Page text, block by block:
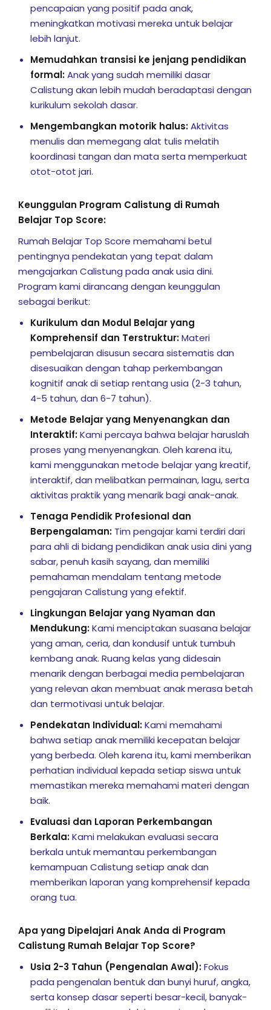
Bimbel yang Tepat
Begitu Sulit?
Universitas?
Terbang
Nobel
Membuat Anak
PR?
dan Efisien
dari Pergaulan
vs Reward
“Berapa Beratnya?”
Gadget
pencapaian yang positif pada anak,
meningkatkan motivasi mereka untuk belajar
lebih lanjut.
Memudahkan transisi ke jenjang pendidikan
formal:Anak yang sudah memiliki dasar
Calistung akan lebih mudah beradaptasi dengan
kurikulum sekolah dasar.
Mengembangkan motorik halus:Aktivitas
menulis dan memegang alat tulis melatih
koordinasi tangan dan mata serta memperkuat
otot-otot jari.
Keunggulan Program Calistung di Rumah
Belajar Top Score:
Rumah Belajar Top Score memahami betul
pentingnya pendekatan yang tepat dalam
mengajarkan Calistung pada anak usia dini.
Program kami dirancang dengan keunggulan
sebagai berikut:
Kurikulum dan Modul Belajar yang
Komprehensif dan Terstruktur:Materi
pembelajaran disusun secara sistematis dan
disesuaikan dengan tahap perkembangan
kognitif anak di setiap rentang usia (2-3 tahun,
4-5 tahun, dan 6-7 tahun).
Metode Belajar yang Menyenangkan dan
Interaktif:Kami percaya bahwa belajar haruslah
proses yang menyenangkan. Oleh karena itu,
kami menggunakan metode belajar yang kreatif,
interaktif, dan melibatkan permainan, lagu, serta
aktivitas praktik yang menarik bagi anak-anak.
Tenaga Pendidik Profesional dan
Berpengalaman: Tim pengajar kami terdiri dari
para ahli di bidang pendidikan anak usia dini yang
sabar, penuh kasih sayang, dan memiliki
pemahaman mendalam tentang metode
pengajaran Calistung yang efektif.
Lingkungan Belajar yang Nyaman dan
Mendukung:Kami menciptakan suasana belajar
yang aman, ceria, dan kondusif untuk tumbuh
kembang anak. Ruang kelas yang didesain
menarik dengan berbagai media pembelajaran
yang relevan akan membuat anak merasa betah
dan termotivasi untuk belajar.
Pendekatan Individual:Kami memahami
bahwa setiap anak memiliki kecepatan belajar
yang berbeda. Oleh karena itu, kami memberikan
perhatian individual kepada setiap siswa untuk
memastikan mereka memahami materi dengan
baik.
Evaluasi dan Laporan Perkembangan
Berkala:Kami melakukan evaluasi secara
berkala untuk memantau perkembangan
kemampuan Calistung setiap anak dan
memberikan laporan yang komprehensif kepada
orang tua.
Apa yang Dipelajari Anak Anda di Program
Calistung Rumah Belajar Top Score?
Usia 2-3 Tahun (Pengenalan Awal):Fokus
pada pengenalan bentuk dan bunyi huruf, angka,
serta konsep dasar seperti besar-kecil, banyak-